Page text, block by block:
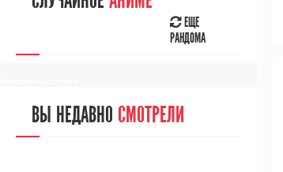
ЕЩЕ
РАНДОМА
ВЫ НЕДАВНО СМОТРЕЛИ